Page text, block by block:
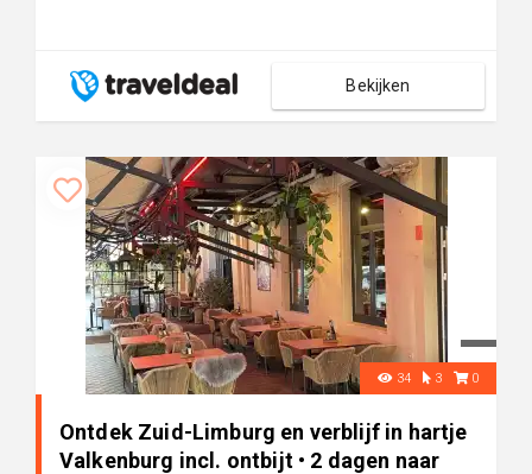
Bekijken
34 3 0
Ontdek Zuid-Limburg en verblijf in hartje
Valkenburg incl. ontbijt • 2 dagen naar